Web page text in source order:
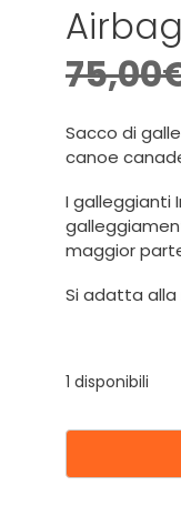
75,00
Sacco di
canoe
I galleggianti
maggior
Si adatta
1 disponibili